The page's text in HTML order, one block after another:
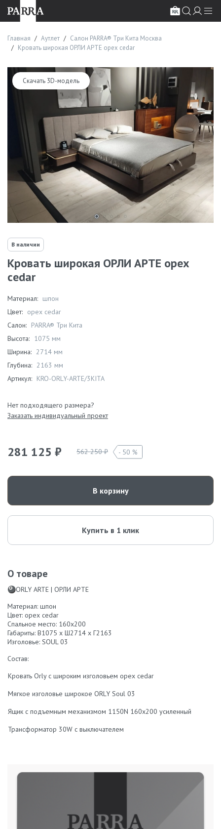
Главная Аутлет
Салон PARRA® Три Кита Москва
Кровать широкая ОРЛИ АРТЕ орех cedar
Скачать 3D-модель
В наличии
Кровать широкая ОРЛИ АРТЕ орех
cedar
Материал: шпон
Цвет: орех cedar
Салон: PARRA® Три Кита
Высота: 1075 мм
Ширина: 2714 мм
Глубина: 2163 мм
Артикул: KRO-ORLY-ARTE/3KITA
Нет подходящего размера?
Заказать индивидуальный проект
281 125 ₽ 562 250 ₽ 50 %
В корзину
Купить в 1 клик
О товаре
🎱ORLY ARTE | ОРЛИ АРТЕ
Материал: шпон
Цвет: орех cedar
Спальное место: 160x200
Габариты: В1075 х Ш2714 х Г2163
Изголовье: SOUL 03
Состав:
Кровать Orly с широким изголовьем орех cedar
Мягкое изголовье широкое ORLY Soul 03
Ящик с подъемным механизмом 1150N 160х200 усиленный
Трансформатор 30W с выключателем